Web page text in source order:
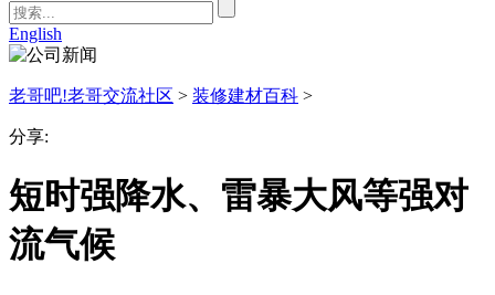
English
老哥吧!老哥交流社区 > 装修建材百科 >
分享:
短时强降水、雷暴大风等强对
流气候